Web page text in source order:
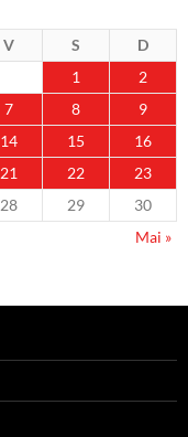
V S
D
1
2
7 8
9
14 15
16
21 22
23
28 29
30
Mai »